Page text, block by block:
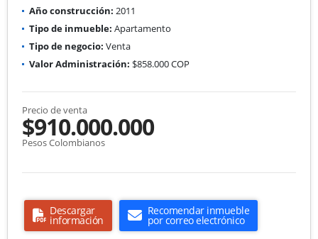
Año construcción: 2011
Tipo de inmueble: Apartamento
Tipo de negocio: Venta
Valor Administración: $858.000 COP
Precio de venta
$910.000.000
Pesos Colombianos
Descargar
información
Recomendar inmueble
por correo electrónico